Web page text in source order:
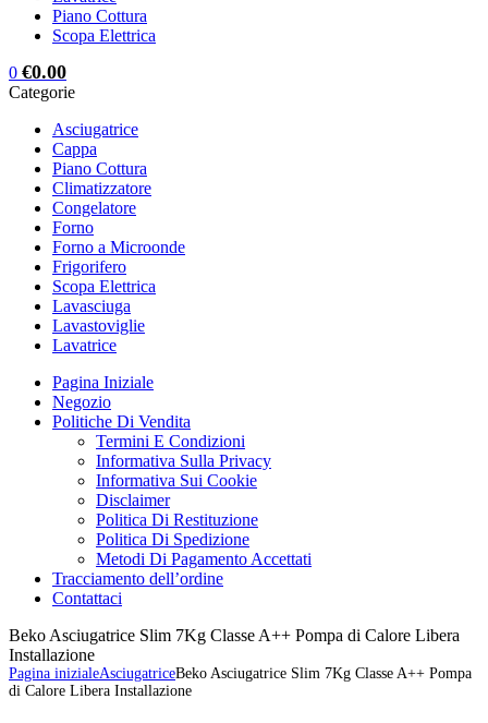
Piano Cottura
Scopa Elettrica
0 €0.00
Categorie
Asciugatrice
Cappa
Piano Cottura
Climatizzatore
Congelatore
Forno
Forno a Microonde
Frigorifero
Scopa Elettrica
Lavasciuga
Lavastoviglie
Lavatrice
Pagina Iniziale
Negozio
Politiche Di Vendita
Termini E Condizioni
Informativa Sulla Privacy
Informativa Sui Cookie
Disclaimer
Politica Di Restituzione
Politica Di Spedizione
Metodi Di Pagamento Accettati
Tracciamento dell’ordine
Contattaci
Beko Asciugatrice Slim 7Kg Classe A++ Pompa di Calore Libera
Installazione
Pagina inizialeAsciugatriceBeko Asciugatrice Slim 7Kg Classe A++ Pompa
di Calore Libera Installazione